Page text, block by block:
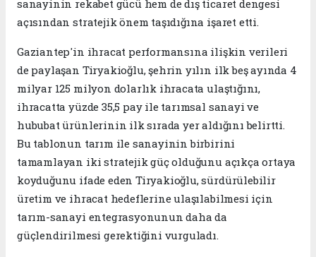
sanayinin rekabet gücü hem de dış ticaret dengesi
açısından stratejik önem taşıdığına işaret etti.
Gaziantep'in ihracat performansına ilişkin verileri
de paylaşan Tiryakioğlu, şehrin yılın ilk beş ayında 4
milyar 125 milyon dolarlık ihracata ulaştığını,
ihracatta yüzde 35,5 pay ile tarımsal sanayi ve
hububat ürünlerinin ilk sırada yer aldığını belirtti.
Bu tablonun tarım ile sanayinin birbirini
tamamlayan iki stratejik güç olduğunu açıkça ortaya
koyduğunu ifade eden Tiryakioğlu, sürdürülebilir
üretim ve ihracat hedeflerine ulaşılabilmesi için
tarım-sanayi entegrasyonunun daha da
güçlendirilmesi gerektiğini vurguladı.